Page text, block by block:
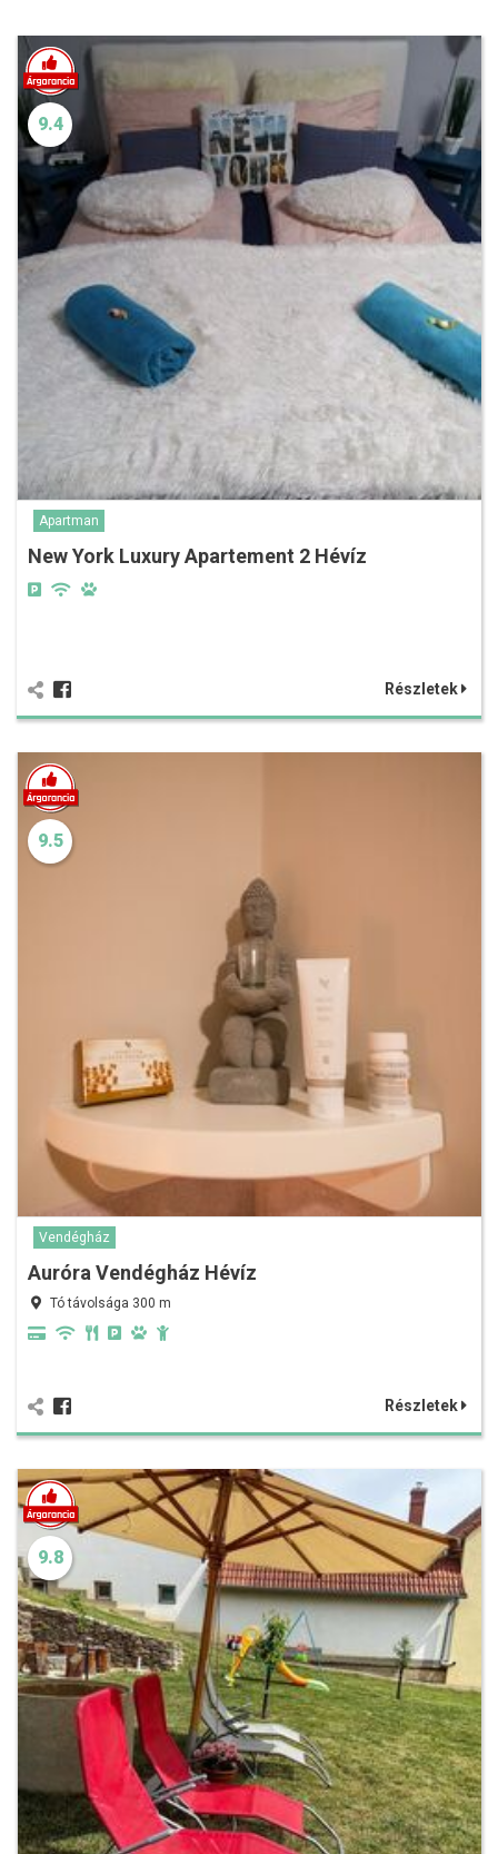
9.4
Apartman
New York Luxury Apartement 2 Hévíz
Részletek
9.5
Vendégház
Auróra Vendégház Hévíz
Tó távolsága 300 m
Részletek
9.8